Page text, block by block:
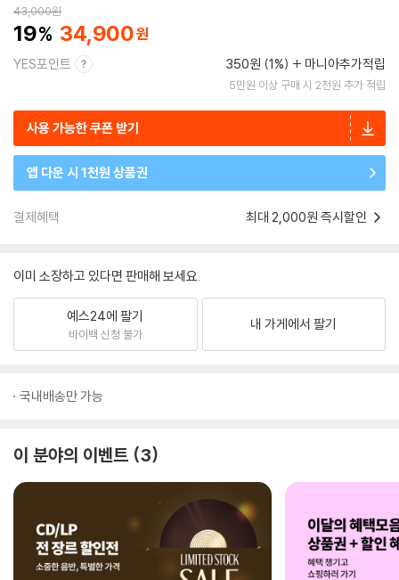
43,000원
19 34,900
YES포인트 350원 (1%) 마니아추가적립
5만원 이상 구매 시 2천원 추가 적립
사용 가능한 쿠폰 받기
앱 다운 시 1천원 상품권
결제혜택 최대 2,000원 즉시할인
이미 소장하고 있다면 판매해 보세요.
예스24에 팔기
바이백 신청 불가
내 가게에서 팔기
국내배송만 가능
이 분야의 이벤트 3